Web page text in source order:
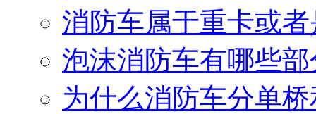
消防车属于重卡或者
泡沫消防车有哪些
为什么消防车分单